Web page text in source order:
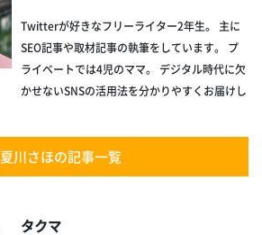
Twitterが好きなフリーライター2年生。 主に
SEO記事や取材記事の執筆をしています。 プ
ライベートでは4児のママ。 デジタル時代に欠
かせないSNSの活用法を分かりやすくお届けし
夏川さほの記事一覧
タクマ